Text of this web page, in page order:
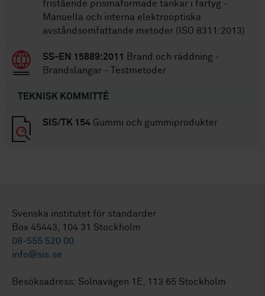
fristående prismaformade tankar i fartyg -
Manuella och interna elektrooptiska
avståndsomfattande metoder (ISO 8311:2013)
SS-EN 15889:2011
Brand och räddning -
Brandslangar - Testmetoder
TEKNISK KOMMITTÉ
SIS/TK 154 Gummi och gummiprodukter
Svenska institutet för standarder
Box 45443, 104 31 Stockholm
08-555 520 00
info@sis.se
Besöksadress: Solnavägen 1E, 113 65 Stockholm